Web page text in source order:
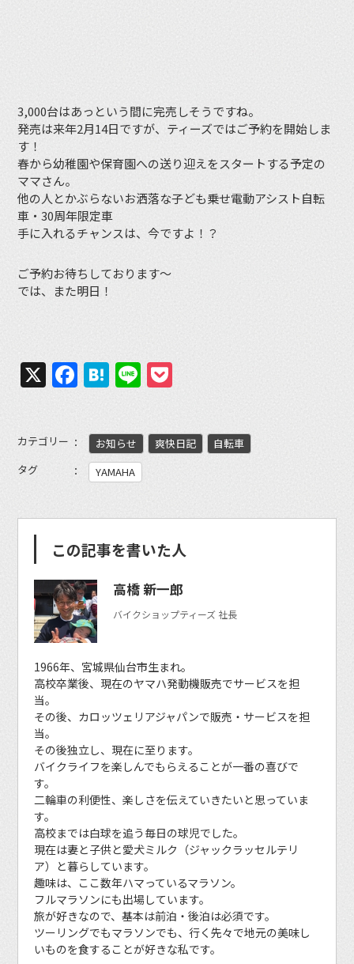
3,000台はあっという間に完売しそうですね。
発売は来年2月14日ですが、ティーズではご予約を開始しま
す！
春から幼稚園や保育園への送り迎えをスタートする予定の
ママさん。
他の人とかぶらないお洒落な子ども乗せ電動アシスト自転
車・30周年限定車
手に入れるチャンスは、今ですよ！？
ご予約お待ちしております〜
では、また明日！
X Facebook
Hatena
Line
カテゴリー お知らせ 爽快日記
自転車
タグ
YAMAHA
この記事を書いた人
高橋 新一郎
バイクショップティーズ 社長
1966年、宮城県仙台市生まれ。
高校卒業後、現在のヤマハ発動機販売でサービスを担
当。
その後、カロッツェリアジャパンで販売・サービスを担
当。
その後独立し、現在に至ります。
バイクライフを楽しんでもらえることが一番の喜びで
す。
二輪車の利便性、楽しさを伝えていきたいと思っていま
す。
高校までは白球を追う毎日の球児でした。
現在は妻と子供と愛犬ミルク（ジャックラッセルテリ
ア）と暮らしています。
趣味は、ここ数年ハマっているマラソン。
フルマラソンにも出場しています。
旅が好きなので、基本は前泊・後泊は必須です。
ツーリングでもマラソンでも、行く先々で地元の美味し
いものを食することが好きな私です。